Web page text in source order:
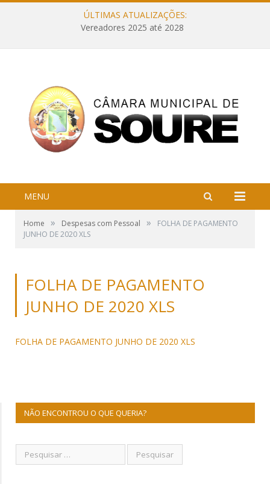
ÚLTIMAS ATUALIZAÇÕES:
Vereadores 2025 até 2028
MENU
Home » Despesas com Pessoal »
FOLHA DE PAGAMENTO
JUNHO DE 2020 XLS
FOLHA DE PAGAMENTO
JUNHO DE 2020 XLS
FOLHA DE PAGAMENTO JUNHO DE 2020 XLS
NÃO ENCONTROU O QUE QUERIA?